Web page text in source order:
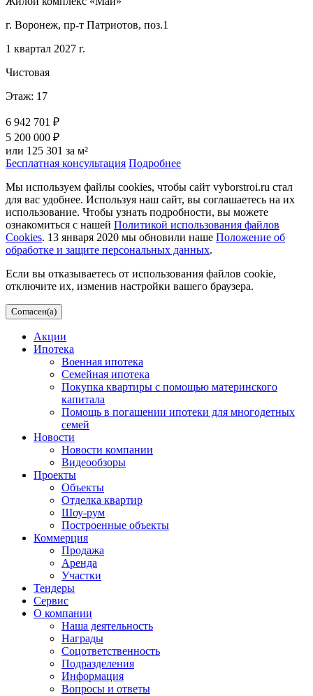
г. Воронеж, пр-т Патриотов, поз.1
1 квартал 2027 г.
Чистовая
Этаж: 17
6 942 701 ₽
5 200 000 ₽
или 125 301 за м²
Бесплатная консультация Подробнее
Мы используем файлы cookies, чтобы сайт vyborstroi.ru стал
для вас удобнее. Используя наш сайт, вы соглашаетесь на их
использование. Чтобы узнать подробности, вы можете
ознакомиться с нашей Политикой использования файлов
Cookies. 13 января 2020 мы обновили наше Положение об
обработке и защите персональных данных.
Если вы отказываетесь от использования файлов cookie,
отключите их, изменив настройки вашего браузера.
Согласен(а)
Акции
Ипотека
Военная ипотека
Семейная ипотека
Покупка квартиры с помощью материнского
капитала
Помощь в погашении ипотеки для многодетных
семей
Новости
Новости компании
Видеообзоры
Проекты
Объекты
Отделка квартир
Шоу-рум
Построенные объекты
Коммерция
Продажа
Аренда
Участки
Тендеры
Сервис
О компании
Наша деятельность
Награды
Соцответственность
Подразделения
Информация
Вопросы и ответы